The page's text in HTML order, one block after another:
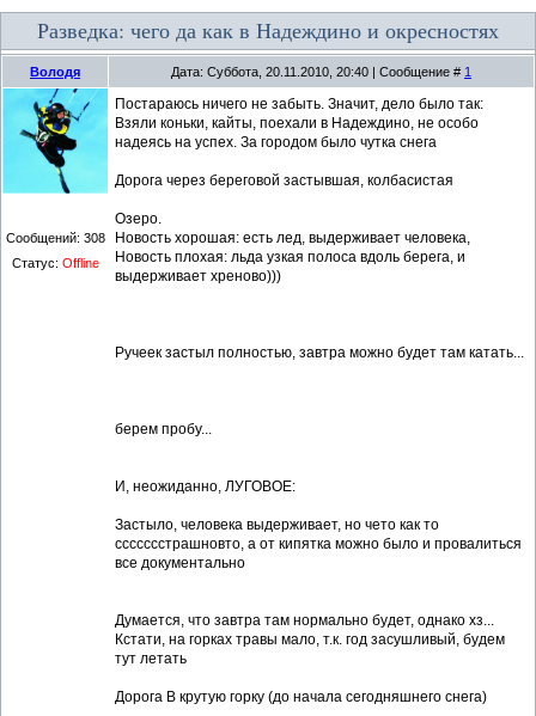
Разведка: чего да как в Надеждино и окресностях
Володя Дата: Суббота, 20.11.2010, 20:40 | Сообщение # 1
Сообщений: 308
Статус: Offline
Постараюсь ничего не забыть. Значит, дело было так:
Взяли коньки, кайты, поехали в Надеждино, не особо
надеясь на успех. За городом было чутка снега
Дорога через береговой застывшая, колбасистая
Озеро.
Новость хорошая: есть лед, выдерживает человека,
Новость плохая: льда узкая полоса вдоль берега, и
выдерживает хреново)))
Ручеек застыл полностью, завтра можно будет там катать...
берем пробу...
И, неожиданно, ЛУГОВОЕ:
Застыло, человека выдерживает, но чето как то
ссссссстрашновто, а от кипятка можно было и провалиться
все документально
Думается, что завтра там нормально будет, однако хз...
Кстати, на горках травы мало, т.к. год засушливый, будем
тут летать
Дорога В крутую горку (до начала сегодняшнего снега)